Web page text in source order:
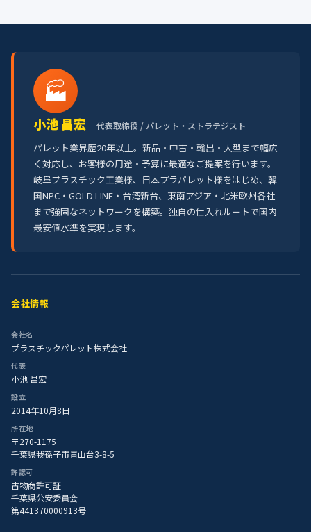
🏭
小池 昌宏 代表取締役 / パレット・ストラテジスト
パレット業界歴20年以上。新品・中古・輸出・大型まで幅広
く対応し、お客様の用途・予算に最適なご提案を行います。
岐阜プラスチック工業様、日本プラパレット様をはじめ、韓
国NPC・GOLD LINE・台湾新台、東南アジア・北米欧州各社
まで強固なネットワークを構築。独自の仕入れルートで国内
最安値水準を実現します。
会社情報
会社名
プラスチックパレット株式会社
代表
小池 昌宏
設立
2014年10月8日
所在地
〒270-1175
千葉県我孫子市青山台3-8-5
許認可
古物商許可証
千葉県公安委員会
第441370000913号